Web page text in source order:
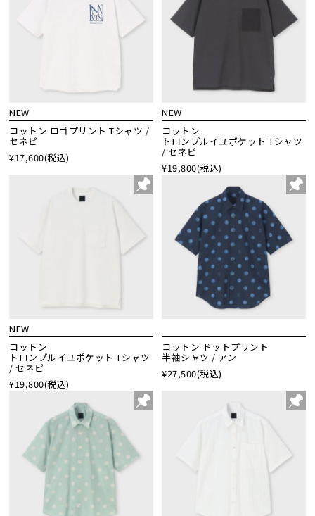
NEW
コットン ロゴプリント Tシャツ /
セネピ
¥17,600(税込)
NEW
コットン
トロンプルイユポケット Tシャツ
/ セネピ
¥19,800(税込)
NEW
コットン
トロンプルイユポケット Tシャツ
/ セネピ
¥19,800(税込)
コットン ドットプリント
半袖シャツ / アン
¥27,500(税込)